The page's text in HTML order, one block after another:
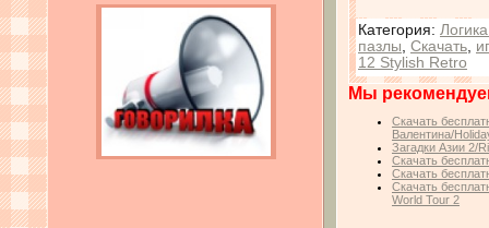
Категория:
пазлы Скачать
12 Stylish Retro
Мы
Скачать
Валентина/
Загадки Азии 2/
Скачать
Скачать
Скачать
World Tour 2